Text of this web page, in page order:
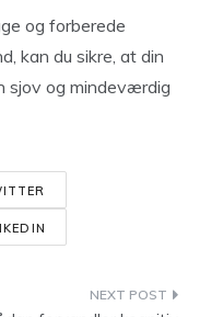
og forberede
kan du sikre, at din
sjov og mindeværdig